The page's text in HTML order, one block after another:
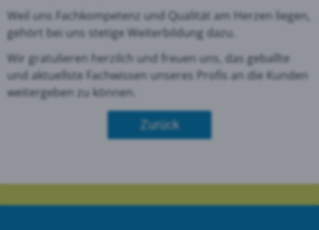
Weil uns Fachkompetenz und Qualität am Herzen liegen,
gehört bei uns stetige Weiterbildung dazu.
Wir gratulieren herzilch und freuen uns, das geballte
und aktuellste Fachwissen unseres Profis an die Kunden
weitergeben zu können.
Zurück